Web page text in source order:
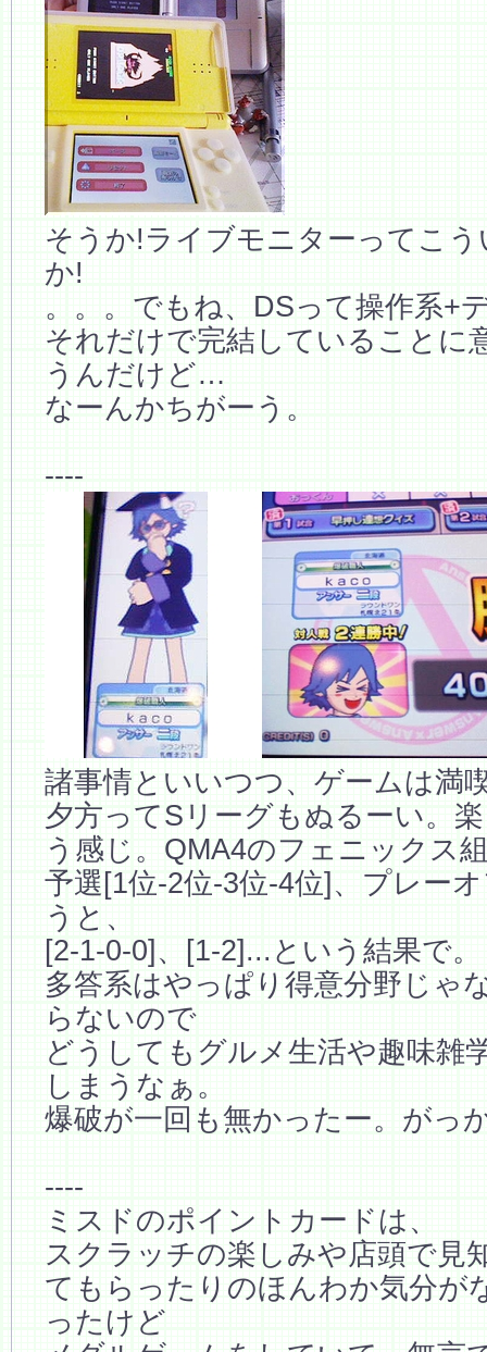
そうか!ライブモニターってこ
か!
。。。でもね、DSって操作系+
それだけで完結していることに
うんだけど…
なーんかちがーう。
----
諸事情といいつつ、ゲームは満
夕方ってSリーグもぬるーい。
う感じ。QMA4のフェニックス
予選[1位-2位-3位-4位]、プレー
うと、
[2-1-0-0]、[1-2]...という結果で。
多答系はやっぱり得意分野じゃ
らないので
どうしてもグルメ生活や趣味雑
しまうなぁ。
爆破が一回も無かったー。がっ
----
ミスドのポイントカードは、
スクラッチの楽しみや店頭で見
てもらったりのほんわか気分が
ったけど